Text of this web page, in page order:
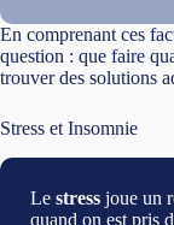
En comprenant ces
question : que faire
trouver des solutions
Stress et Insomnie
Le stress joue un
quand on est pris